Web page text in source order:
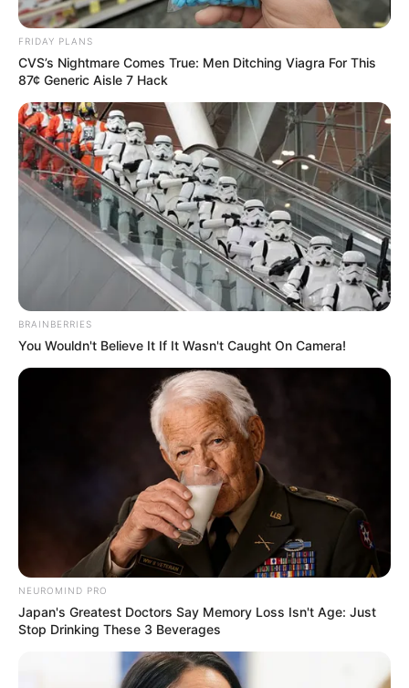
Posted
in
Friss hírek
Drámai hír! Osztálykiránduláson
vesztette életét a Bánki-tóban
egy 15 éves fiú
bySzerző • June 7, 2026
FRIDAY PLANS
CVS’s Nightmare Comes True: Men Ditching Viagra For This
87¢ Generic Aisle 7 Hack
BRAINBERRIES
You Wouldn't Believe It If It Wasn't Caught On Camera!
NEUROMIND PRO
Japan's Greatest Doctors Say Memory Loss Isn't Age: Just
Stop Drinking These 3 Beverages